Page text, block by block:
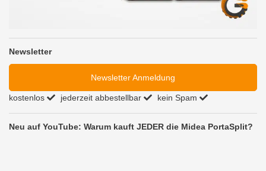
Newsletter
Newsletter Anmeldung
kostenlos jederzeit abbestellbar kein Spam
Neu auf YouTube: Warum kauft JEDER die Midea PortaSplit?